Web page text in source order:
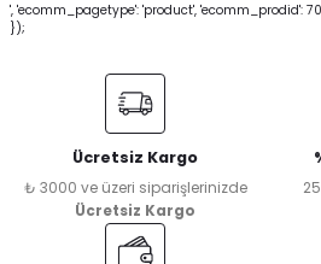
', 'ecomm_pagetype': 'product', 'ecomm_prodid':
});
Ücretsiz Kargo
₺ 3000 ve üzeri siparişlerinizde
Ücretsiz Kargo